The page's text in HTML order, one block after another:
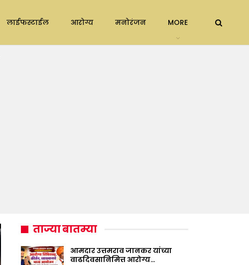
लाईफस्टाईल आरोग्य मनोरंजन MORE
ताज्या बातम्या
आमदार उत्तमराव जानकर यांच्या
वाढदिवसानिमित्त आरोग्य…